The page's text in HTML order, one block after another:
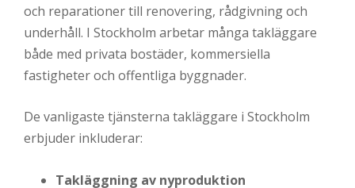
och reparationer till renovering, rådgivning och
underhåll. I Stockholm arbetar många takläggare
både med privata bostäder, kommersiella
fastigheter och offentliga byggnader.
De vanligaste tjänsterna takläggare i Stockholm
erbjuder inkluderar:
Takläggning av nyproduktion